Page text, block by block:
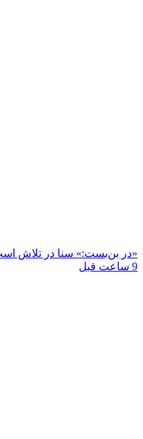
«در بن‌بست:» سنا در تلاش
9 ساعت قبل